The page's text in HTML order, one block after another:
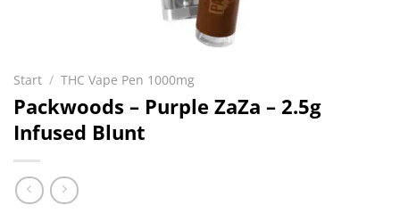
Start / THC Vape Pen 1000mg
Packwoods – Purple ZaZa – 2.5g
Infused Blunt